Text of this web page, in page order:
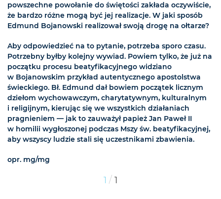
powszechne powołanie do świętości zakłada oczywiście,
że bardzo różne mogą być jej realizacje. W jaki sposób
Edmund Bojanowski realizował swoją drogę na ołtarze?
Aby odpowiedzieć na to pytanie, potrzeba sporo czasu.
Potrzebny byłby kolejny wywiad. Powiem tylko, że już na
początku procesu beatyfikacyjnego widziano
w Bojanowskim przykład autentycznego apostolstwa
świeckiego. Bł. Edmund dał bowiem początek licznym
dziełom wychowawczym, charytatywnym, kulturalnym
i religijnym, kierując się we wszystkich działaniach
pragnieniem — jak to zauważył papież Jan Paweł II
w homilii wygłoszonej podczas Mszy św. beatyfikacyjnej,
aby wszyscy ludzie stali się uczestnikami zbawienia.
opr. mg/mg
1 / 1